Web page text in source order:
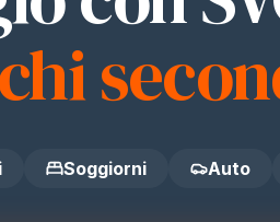
Soggiorni Auto